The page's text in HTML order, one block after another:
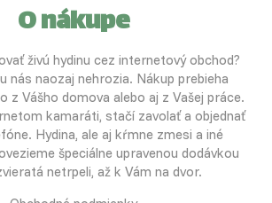
O nákupe
živú hydinu cez internetový obchod?
nás naozaj nehrozia. Nákup prebieha
z Vášho domova alebo aj z Vašej práce.
kamaráti, stačí zavolať a objednať
Hydina, ale aj kŕmne zmesi a iné
špeciálne upravenou dodávkou
netrpeli, až k Vám na dvor.